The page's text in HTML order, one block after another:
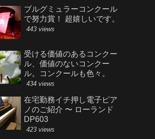
ブルグミュラーコンクール
で努力賞！ 超嬉しいです。
443 views
受ける価値のあるコンクー
ル、価値のないコンクー
ル。コンクールも色々。
434 views
在宅勤務イチ押し電子ピア
ノのご紹介 〜 ローランド
DP603
423 views